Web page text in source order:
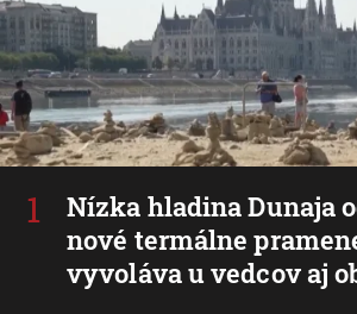
Nízka hladina Dunaja
nové termálne
vyvoláva u vedcov aj